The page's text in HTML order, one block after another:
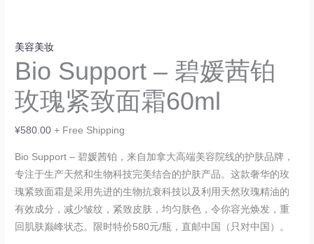
美容美妆
Bio Support – 碧媛茜铂
玫瑰紧致面霜60ml
¥580.00 + Free Shipping
Bio Support – 碧媛茜铂，来自加拿大高端美容院线的护肤品牌，
专注于生产天然和生物科技完美结合的护肤产品。这款奢华的玫
瑰紧致面霜是采用先进的生物抗衰科技以及利用天然玫瑰精油的
有效成分，减少皱纹，紧致皮肤，均匀肤色，令你容光焕发，重
回肌肤巅峰状态。限时特价580元/瓶，直邮中国（只对中国）。